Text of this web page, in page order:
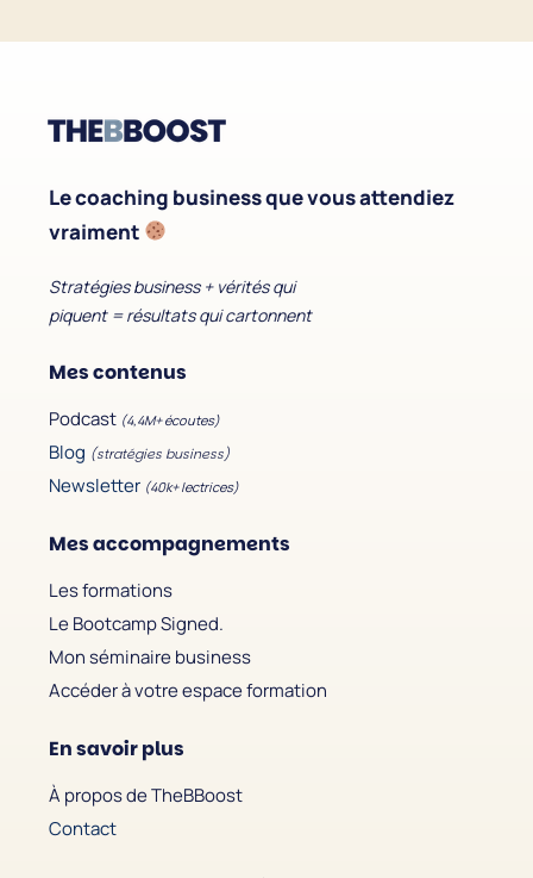
Le coaching business que vous attendiez
vraiment
Stratégies business + vérités qui
piquent = résultats qui cartonnent
Mes contenus
Podcast (4,4M+ écoutes)
Blog (stratégies business)
Newsletter (40k+ lectrices)
Mes accompagnements
Les formations
Le Bootcamp Signed.
Mon séminaire business
Accéder à votre espace formation
En savoir plus
À propos de TheBBoost
Contact